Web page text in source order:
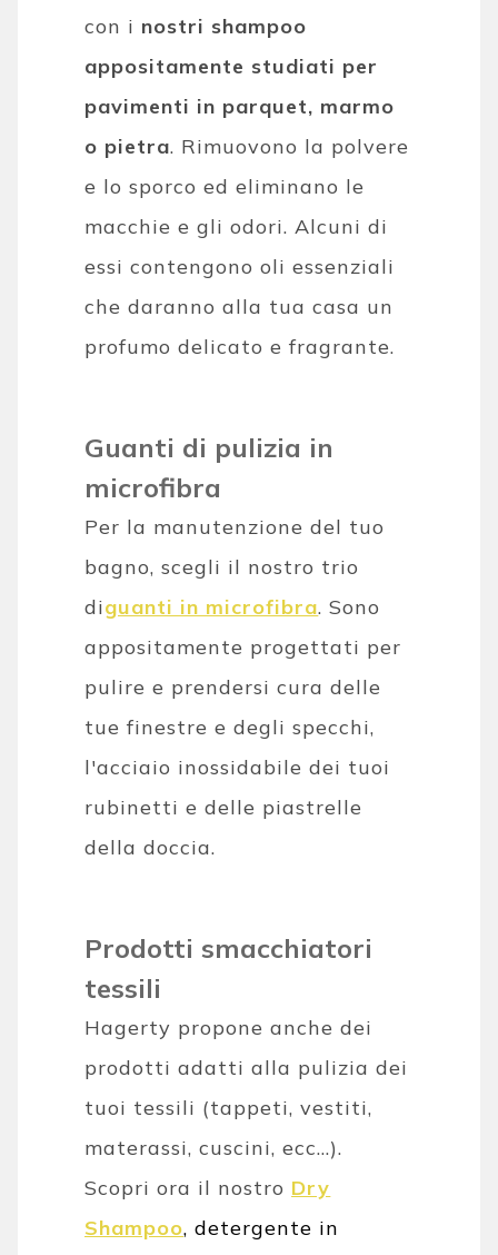
con i nostri shampoo
appositamente studiati per
pavimenti in parquet, marmo
o pietra. Rimuovono la polvere
e lo sporco ed eliminano le
macchie e gli odori. Alcuni di
essi contengono oli essenziali
che daranno alla tua casa un
profumo delicato e fragrante.
Guanti di pulizia in
microfibra
Per la manutenzione del tuo
bagno, scegli il nostro trio
diguanti in microfibra. Sono
appositamente progettati per
pulire e prendersi cura delle
tue finestre e degli specchi,
l'acciaio inossidabile dei tuoi
rubinetti e delle piastrelle
della doccia.
Prodotti smacchiatori
tessili
Hagerty propone anche dei
prodotti adatti alla pulizia dei
tuoi tessili (tappeti, vestiti,
materassi, cuscini, ecc...).
Scopri ora il nostro Dry
Shampoo, detergente in